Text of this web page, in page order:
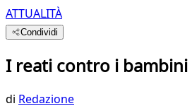
ATTUALITÀ
Condividi
I reati contro i
di Redazione